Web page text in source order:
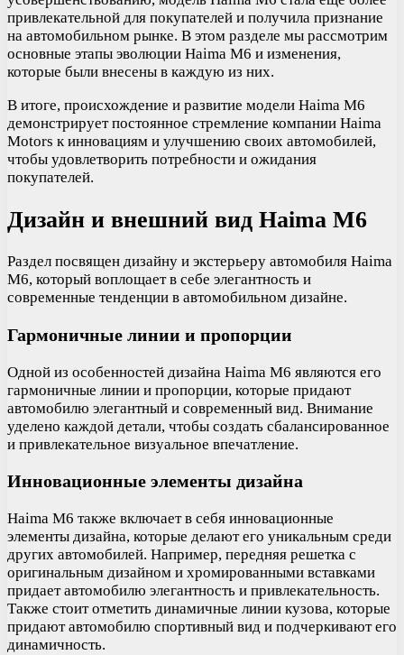
привлекательной для покупателей и получила признание
на автомобильном рынке. В этом разделе мы рассмотрим
основные этапы эволюции Haima M6 и изменения,
которые были внесены в каждую из них.
В итоге, происхождение и развитие модели Haima M6
демонстрирует постоянное стремление компании Haima
Motors к инновациям и улучшению своих автомобилей,
чтобы удовлетворить потребности и ожидания
покупателей.
Дизайн и внешний вид Haima M6
Раздел посвящен дизайну и экстерьеру автомобиля Haima
M6, который воплощает в себе элегантность и
современные тенденции в автомобильном дизайне.
Гармоничные линии и пропорции
Одной из особенностей дизайна Haima M6 являются его
гармоничные линии и пропорции, которые придают
автомобилю элегантный и современный вид. Внимание
уделено каждой детали, чтобы создать сбалансированное
и привлекательное визуальное впечатление.
Инновационные элементы дизайна
Haima M6 также включает в себя инновационные
элементы дизайна, которые делают его уникальным среди
других автомобилей. Например, передняя решетка с
оригинальным дизайном и хромированными вставками
придает автомобилю элегантность и привлекательность.
Также стоит отметить динамичные линии кузова, которые
придают автомобилю спортивный вид и подчеркивают его
динамичность.